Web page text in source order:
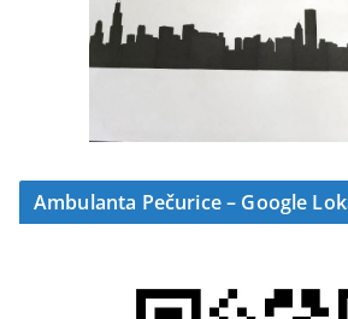
Ambulanta Pečurice – Google